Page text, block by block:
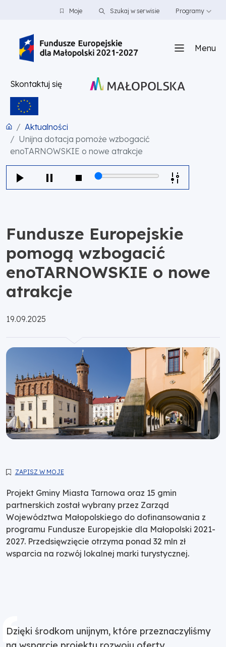
PRZEJDŹ DO TREŚCI
PRZEJDŹ DO MENUMoje Szukaj w serwisie Programy
Menu
Skontaktuj się
Aktualności
Unijna dotacja pomoże wzbogacić
enoTARNOWSKIE o nowe atrakcje
Fundusze Europejskie
pomogą wzbogacić
enoTARNOWSKIE o nowe
atrakcje
Opublikowano:
19.09.2025
ZAPISZ W MOJE
Projekt Gminy Miasta Tarnowa oraz 15 gmin
partnerskich został wybrany przez Zarząd
Województwa Małopolskiego do dofinansowania z
programu Fundusze Europejskie dla Małopolski 2021-
2027. Przedsięwzięcie otrzyma ponad 32 mln zł
wsparcia na rozwój lokalnej marki turystycznej.
Dzięki środkom unijnym, które przeznaczyliśmy